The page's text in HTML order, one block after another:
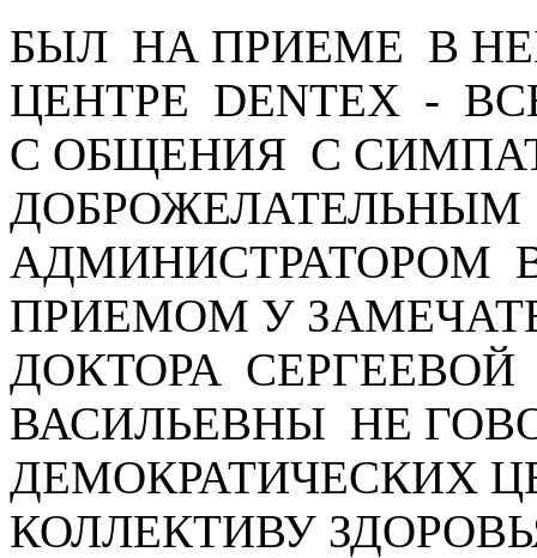
БЫЛ НА ПРИЕМЕ В
ЦЕНТРЕ DENTEX -
С ОБЩЕНИЯ С
ДОБРОЖЕЛАТЕЛЬНЫМ
АДМИНИСТРАТОРОМ
ПРИЕМОМ У
ДОКТОРА
ВАСИЛЬЕВНЫ НЕ
ДЕМОКРАТИЧЕСКИХ
КОЛЛЕКТИВУ